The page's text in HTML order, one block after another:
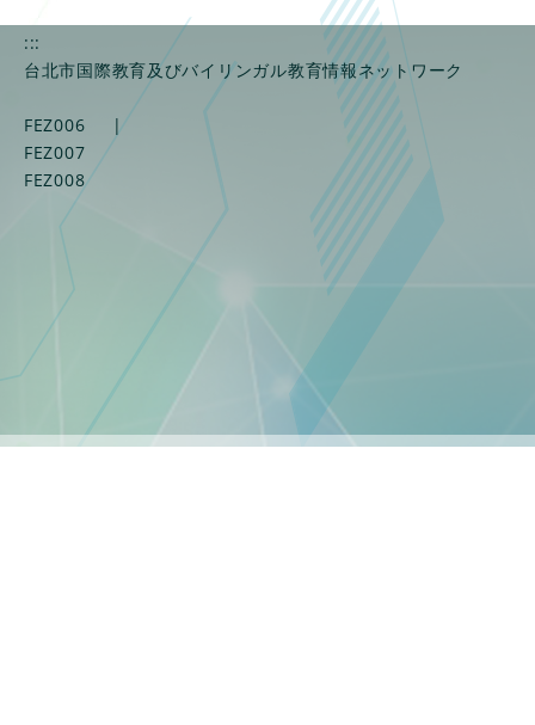
:::
台北市国際教育及びバイリンガル教育情報ネットワーク
FEZ006
|
FEZ007
FEZ008